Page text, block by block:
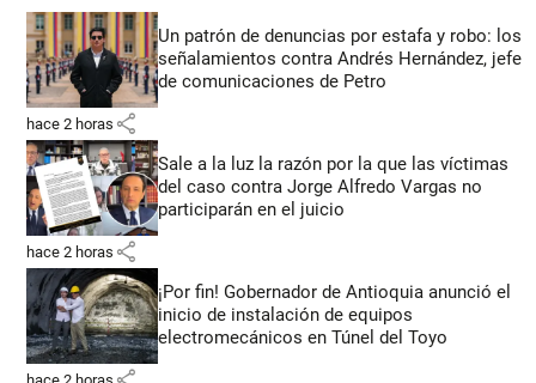
Un patrón de denuncias por estafa y robo: los
señalamientos contra Andrés Hernández, jefe
de comunicaciones de Petro
hace 2 horas share
Sale a la luz la razón por la que las víctimas
del caso contra Jorge Alfredo Vargas no
participarán en el juicio
hace 2 horas share
¡Por fin! Gobernador de Antioquia anunció el
inicio de instalación de equipos
electromecánicos en Túnel del Toyo